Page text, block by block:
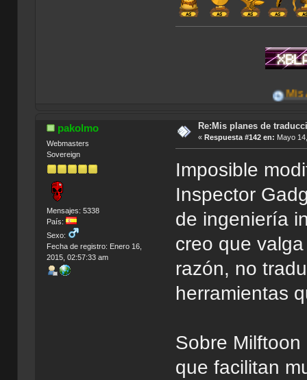
Mis Aportes
pakolmo
Webmasters
Sovereign
Mensajes: 5338
País:
Sexo:
Fecha de registro: Enero 16,
2015, 02:57:33 am
Re:Mis planes de
« Respuesta #142 en: Mayo
Imposible
Inspector
de ingeniería
creo que
razón, no
herramientas
Sobre
que facilitan